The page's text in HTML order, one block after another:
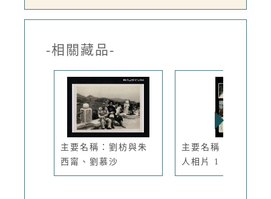
-相關藏品-
主要名稱：劉枋與朱
西甯、劉慕沙
主要名稱：田原及友
人相片 1